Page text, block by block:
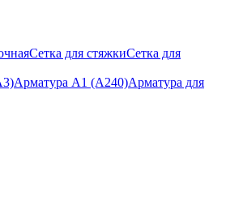
Сетка для стяжкиСетка для
Арматура А1 (А240)Арматура для